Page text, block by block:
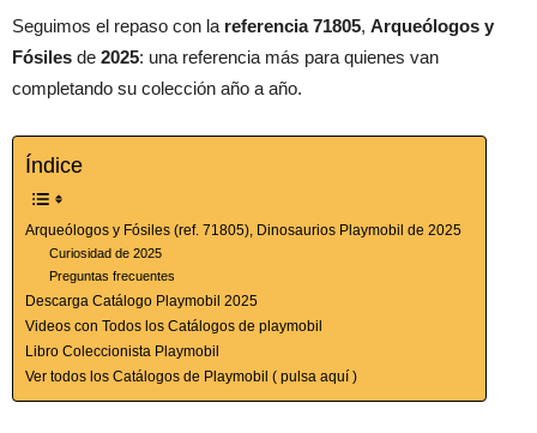
Seguimos el repaso con la referencia 71805, Arqueólogos y
Fósiles de 2025: una referencia más para quienes van
completando su colección año a año.
Índice
Arqueólogos y Fósiles (ref. 71805), Dinosaurios Playmobil de 2025
Curiosidad de 2025
Preguntas frecuentes
Descarga Catálogo Playmobil 2025
Videos con Todos los Catálogos de playmobil
Libro Coleccionista Playmobil
Ver todos los Catálogos de Playmobil ( pulsa aquí )